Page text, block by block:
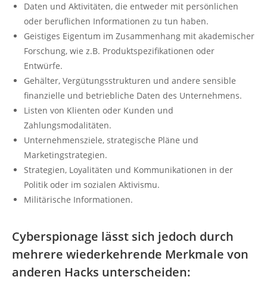
Daten und Aktivitäten, die entweder mit persönlichen
oder beruflichen Informationen zu tun haben.
Geistiges Eigentum im Zusammenhang mit akademischer
Forschung, wie z.B. Produktspezifikationen oder
Entwürfe.
Gehälter, Vergütungsstrukturen und andere sensible
finanzielle und betriebliche Daten des Unternehmens.
Listen von Klienten oder Kunden und
Zahlungsmodalitäten.
Unternehmensziele, strategische Pläne und
Marketingstrategien.
Strategien, Loyalitäten und Kommunikationen in der
Politik oder im sozialen Aktivismu.
Militärische Informationen.
Cyberspionage lässt sich jedoch durch
mehrere wiederkehrende Merkmale von
anderen Hacks unterscheiden: